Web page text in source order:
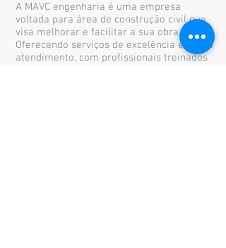
A MAVC engenharia é uma empresa
voltada para área de construção civil que
visa melhorar e facilitar a sua obra.
Oferecendo serviços de excelência e ótimo
atendimento, com profissionais treinados